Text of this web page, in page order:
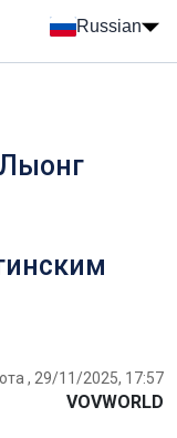
Russian
, 29/11/2025, 17:57
VOVWORLD